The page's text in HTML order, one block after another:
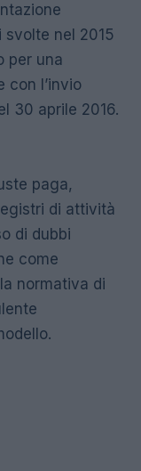
nel 2015
per una
con l’invio
30 aprile 2016.
paga,
di attività
di dubbi
come
normativa di